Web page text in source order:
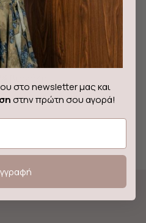
φούστα
πλάι
βισκόζη
στο newsletter μας και
στην πρώτη σου αγορά!